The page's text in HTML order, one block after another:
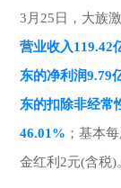
3月25日，大族
营业收入119.42
东的净利润9.79
东的扣除非经常
46.01% ；基本
金红利2元(含税)